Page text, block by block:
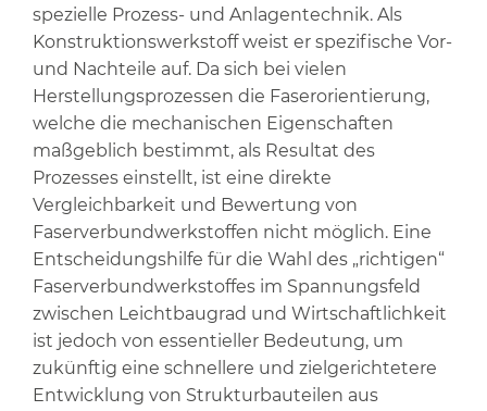
spezielle Prozess- und Anlagentechnik. Als
Konstruktionswerkstoff weist er spezifische Vor-
und Nachteile auf. Da sich bei vielen
Herstellungsprozessen die Faserorientierung,
welche die mechanischen Eigenschaften
maßgeblich bestimmt, als Resultat des
Prozesses einstellt, ist eine direkte
Vergleichbarkeit und Bewertung von
Faserverbundwerkstoffen nicht möglich. Eine
Entscheidungshilfe für die Wahl des „richtigen“
Faserverbundwerkstoffes im Spannungsfeld
zwischen Leichtbaugrad und Wirtschaftlichkeit
ist jedoch von essentieller Bedeutung, um
zukünftig eine schnellere und zielgerichtetere
Entwicklung von Strukturbauteilen aus